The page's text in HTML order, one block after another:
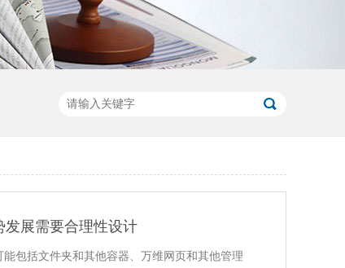
展需要合理性设计
包括文件夹和其他容器、万维网页和其他管理